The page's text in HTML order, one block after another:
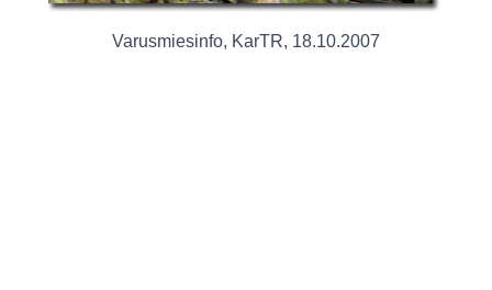
Varusmiesinfo, KarTR, 18.10.2007